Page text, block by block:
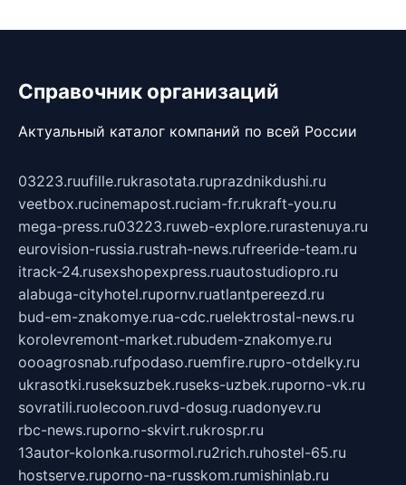
Справочник организаций
Актуальный каталог компаний по всей России
03223.ruufille.rukrasotata.ruprazdnikdushi.ru
veetbox.rucinemapost.ruciam-fr.rukraft-you.ru
mega-press.ru03223.ruweb-explore.rurastenuya.ru
eurovision-russia.rustrah-news.rufreeride-team.ru
itrack-24.rusexshopexpress.ruautostudiopro.ru
alabuga-cityhotel.rupornv.ruatlantpereezd.ru
bud-em-znakomye.rua-cdc.ruelektrostal-news.ru
korolevremont-market.rubudem-znakomye.ru
oooagrosnab.rufpodaso.ruemfire.rupro-otdelky.ru
ukrasotki.ruseksuzbek.ruseks-uzbek.ruporno-vk.ru
sovratili.ruolecoon.ruvd-dosug.ruadonyev.ru
rbc-news.ruporno-skvirt.rukrospr.ru
13autor-kolonka.rusormol.ru2rich.ruhostel-65.ru
hostserve.ruporno-na-russkom.rumishinlab.ru